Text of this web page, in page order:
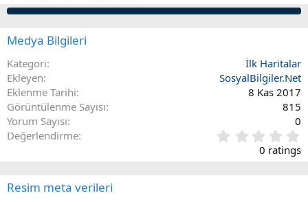
Medya Bilgileri
Kategori
İlk Haritalar
Ekleyen
SosyalBilgiler.Net
Eklenme Tarihi
8 Kas 2017
Görüntülenme Sayısı
815
Yorum Sayısı
0
Değerlendirme
.
0 ratings
Resim meta verileri